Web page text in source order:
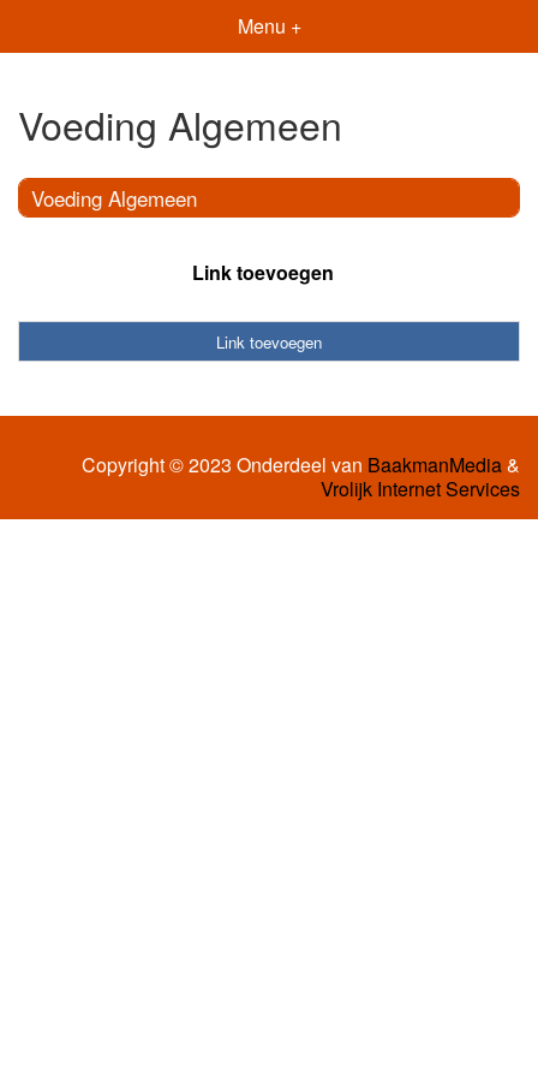
Menu +
Voeding Algemeen
Voeding Algemeen
Link toevoegen
Link toevoegen
Copyright © 2023 Onderdeel van BaakmanMedia&
Vrolijk Internet Services